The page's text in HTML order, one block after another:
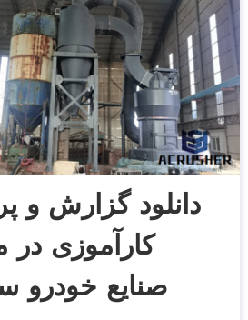
دانلود گزارش و
کارآموزی در
صنایع خودرو